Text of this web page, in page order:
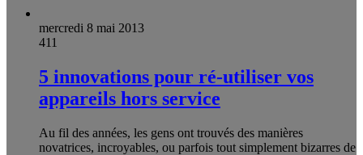
mercredi 8 mai 2013
411
5 innovations pour ré-utiliser vos
appareils hors service
Au fil des années, les gens ont trouvés des manières
novatrices, incroyables, ou parfois tout simplement bizarres de